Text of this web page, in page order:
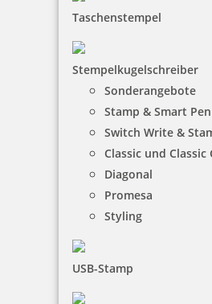
Taschenstempel
Stempelkugelschreiber
Sonderangebote
Stamp & Smart Pen
Switch Write &
Classic und Classic
Diagonal
Promesa
Styling
USB-Stamp
Jetzt gestalten
Motivstempel mit